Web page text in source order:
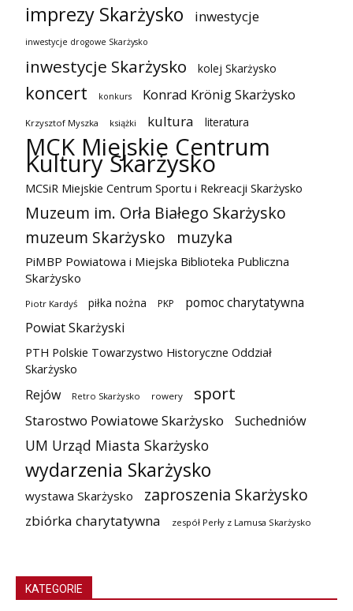
imprezy Skarżysko inwestycje
inwestycje drogowe Skarżysko
inwestycje Skarżysko kolej Skarżysko
koncert konkurs Konrad Krönig Skarżysko
Krzysztof Myszka książki kultura literatura
MCK Miejskie Centrum
Kultury Skarżysko
MCSiR Miejskie Centrum Sportu i Rekreacji Skarżysko
Muzeum im. Orła Białego Skarżysko
muzeum Skarżysko
muzyka
PiMBP Powiatowa i Miejska Biblioteka Publiczna
Skarżysko
Piotr Kardyś piłka nożna PKP
pomoc charytatywna
Powiat Skarżyski
PTH Polskie Towarzystwo Historyczne Oddział
Skarżysko
Rejów Retro Skarżysko rowery sport
Starostwo Powiatowe Skarżysko Suchedniów
UM Urząd Miasta Skarżysko
wydarzenia Skarżysko
wystawa Skarżysko zaproszenia Skarżysko
zbiórka charytatywna zespół Perły z Lamusa Skarżysko
KATEGORIE